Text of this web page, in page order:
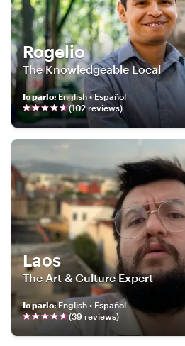
Rogelio
The Knowledgeable Local
Io parlo:English • Español
(102reviews)
Laos
The Art & Culture Expert
Io parlo:English • Español
(39 reviews)